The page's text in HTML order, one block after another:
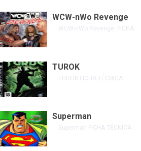
WCW-nWo Revenge
WCW-nWo Revenge FICHA ...
TUROK
TUROK FICHA TÉCNICA ...
Superman
Superman FICHA TÉCNICA ...